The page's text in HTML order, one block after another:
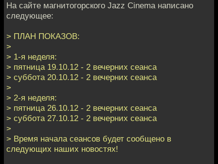
На сайте магнитогорского Jazz Cinema написано
следующее:
> ПЛАН ПОКАЗОВ:
>
> 1-я неделя:
> пятница 19.10.12 - 2 вечерних сеанса
> суббота 20.10.12 - 2 вечерних сеанса
>
> 2-я неделя:
> пятница 26.10.12 - 2 вечерних сеанса
> суббота 27.10.12 - 2 вечерних сеанса
>
> Время начала сеансов будет сообщено в
следующих наших новостях!